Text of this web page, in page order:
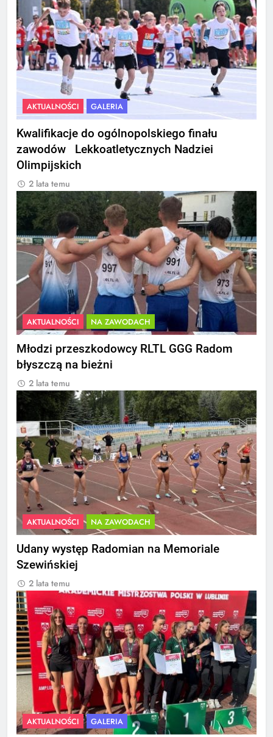
AKTUALNOŚCI GALERIA
Kwalifikacje do ogólnopolskiego finału
zawodów Lekkoatletycznych Nadziei
Olimpijskich
2 lata temu
AKTUALNOŚCI NA ZAWODACH
Młodzi przeszkodowcy RLTL GGG Radom
błyszczą na bieżni
2 lata temu
AKTUALNOŚCI NA ZAWODACH
Udany występ Radomian na Memoriale
Szewińskiej
2 lata temu
AKTUALNOŚCI GALERIA